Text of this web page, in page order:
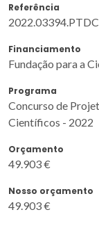
Referência
2022.03394.PTDC
Financiamento
Fundação para a
Programa
Concurso de
Científicos - 2022
Orçamento
49.903 €
Nosso orçamento
49.903 €